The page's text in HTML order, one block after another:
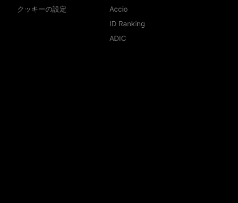
クッキーの設定
Accio
ID Ranking
ADIC